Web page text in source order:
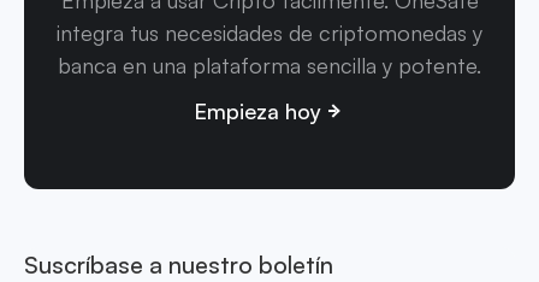
integra tus necesidades de criptomonedas y
banca en una plataforma sencilla y potente.
Empieza hoy
Suscríbase a nuestro boletín